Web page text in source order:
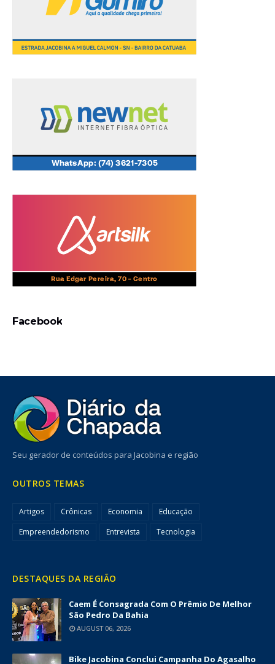
Facebook
Seu gerador de conteúdos para Jacobina e região
OUTROS TEMAS
Artigos Crônicas Economia
Educação
Empreendedorismo
Entrevista Tecnologia
DESTAQUES DA REGIÃO
Caem É Consagrada Com O Prêmio De Melhor
São Pedro Da Bahia
AUGUST 06, 2026
Bike Jacobina Conclui Campanha Do Agasalho